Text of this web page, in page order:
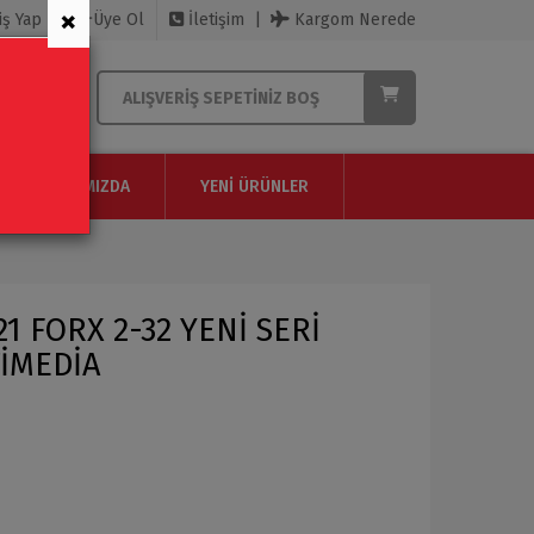
Yap Üye Ol İletişim Kargom Nerede
ALIŞVERIŞ SEPETINIZ BOŞ
HAKKIMIZDA YENI ÜRÜNLER
FORX 2-32 YENİ SERİ
×